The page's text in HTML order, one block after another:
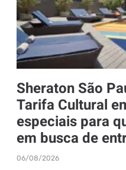
Sheraton São
Tarifa Cultural
especiais para
em busca de
06/08/2026